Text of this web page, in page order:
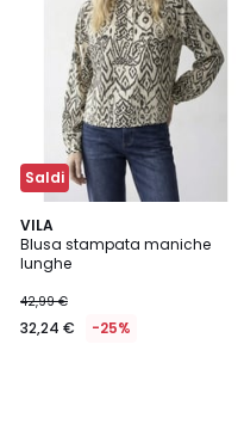
Saldi
VILA
Blusa stampata maniche
lunghe
42,99 €
32,24 € -25%